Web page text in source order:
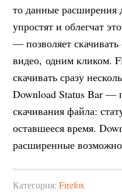
то данные расширения
упростят и облегчат
— позволяет
видео, одним кликом.
скачивать сразу
Download Status Bar —
скачивания файла:
оставшееся время.
расширенные
Категория:Firefox